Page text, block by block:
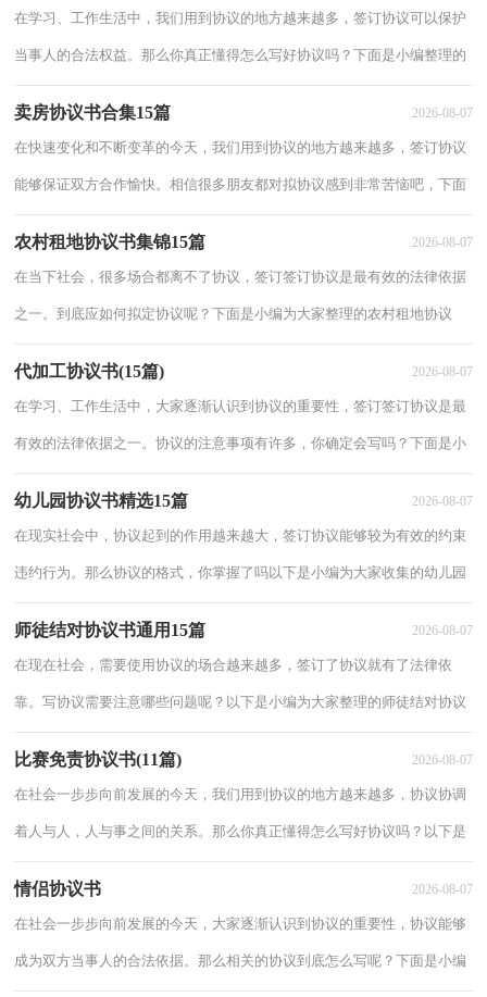
在学习、工作生活中，我们用到协议的地方越来越多，签订协议可以保护
当事人的合法权益。那么你真正懂得怎么写好协议吗？下面是小编整理的
卖房协议书合集15篇 2026-08-07
在快速变化和不断变革的今天，我们用到协议的地方越来越多，签订协议
能够保证双方合作愉快。相信很多朋友都对拟协议感到非常苦恼吧，下面
农村租地协议书集锦15篇 2026-08-07
在当下社会，很多场合都离不了协议，签订签订协议是最有效的法律依据
之一。到底应如何拟定协议呢？下面是小编为大家整理的农村租地协议
代加工协议书(15篇) 2026-08-07
在学习、工作生活中，大家逐渐认识到协议的重要性，签订签订协议是最
有效的法律依据之一。协议的注意事项有许多，你确定会写吗？下面是小
幼儿园协议书精选15篇 2026-08-07
在现实社会中，协议起到的作用越来越大，签订协议能够较为有效的约束
违约行为。那么协议的格式，你掌握了吗以下是小编为大家收集的幼儿园
师徒结对协议书通用15篇 2026-08-07
在现在社会，需要使用协议的场合越来越多，签订了协议就有了法律依
靠。写协议需要注意哪些问题呢？以下是小编为大家整理的师徒结对协议
比赛免责协议书(11篇) 2026-08-07
在社会一步步向前发展的今天，我们用到协议的地方越来越多，协议协调
着人与人，人与事之间的关系。那么你真正懂得怎么写好协议吗？以下是
情侣协议书 2026-08-07
在社会一步步向前发展的今天，大家逐渐认识到协议的重要性，协议能够
成为双方当事人的合法依据。那么相关的协议到底怎么写呢？下面是小编